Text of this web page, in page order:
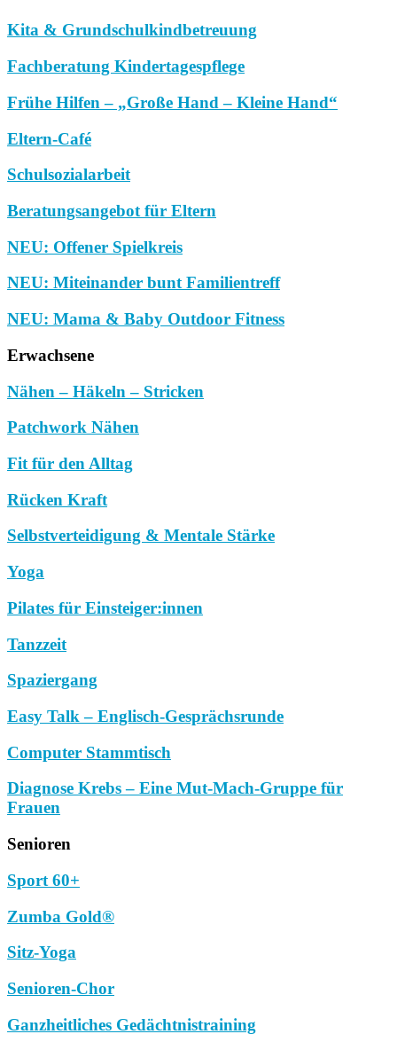
Kita & Grundschulkindbetreuung
Fachberatung Kindertagespflege
Frühe Hilfen – „Große Hand – Kleine Hand“
Eltern-Café
Schulsozialarbeit
Beratungsangebot für Eltern
NEU: Offener Spielkreis
NEU: Miteinander bunt Familientreff
NEU: Mama & Baby Outdoor Fitness
Erwachsene
Nähen – Häkeln – Stricken
Patchwork Nähen
Fit für den Alltag
Rücken Kraft
Selbstverteidigung & Mentale Stärke
Yoga
Pilates für Einsteiger:innen
Tanzzeit
Spaziergang
Easy Talk – Englisch-Gesprächsrunde
Computer Stammtisch
Diagnose Krebs – Eine Mut-Mach-Gruppe für
Frauen
Senioren
Sport 60+
Zumba Gold®
Sitz-Yoga
Senioren-Chor
Ganzheitliches Gedächtnistraining